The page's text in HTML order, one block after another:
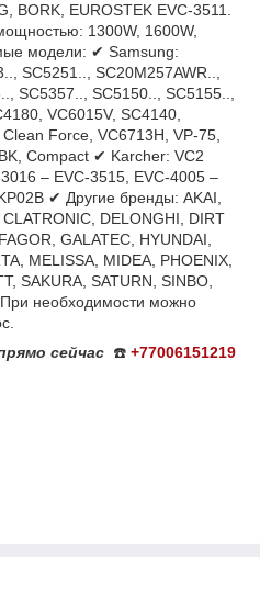
BORK, EUROSTEK EVC-3511.
1300W, 1600W,
модели: ✔ Samsung:
SC5251.., SC20M257AWR..,
SC5357.., SC5150.., SC5155..,
VC6015V, SC4140,
Force, VC6713H, VP-75,
Compact ✔ Karcher: VC2
– EVC-3515, EVC-4005 –
✔ Другие бренды: AKAI,
DELONGHI, DIRT
GALATEC, HYUNDAI,
MELISSA, MIDEA, PHOENIX,
SAKURA, SATURN, SINBO,
необходимости можно
сейчас ☎️ +77006151219